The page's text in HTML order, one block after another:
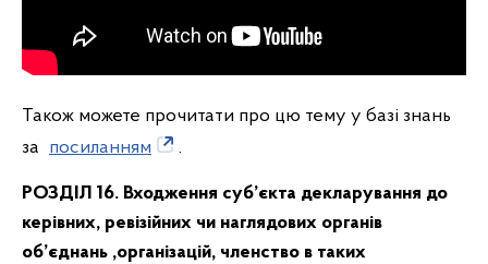
Також можете прочитати про цю тему у базі знань
за посиланням .
РОЗДІЛ 16. Входження суб’єкта декларування до
керівних, ревізійних чи наглядових органів
об’єднань ,організацій, членство в таких